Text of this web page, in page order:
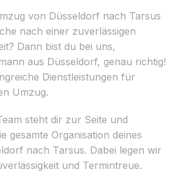
von Düsseldorf nach Tarsus
nach einer zuverlässigen
Dann bist du bei uns,
aus Düsseldorf, genau richtig!
Dienstleistungen für
Umzug.
steht dir zur Seite und
gesamte Organisation deines
nach Tarsus. Dabei legen wir
und Termintreue.